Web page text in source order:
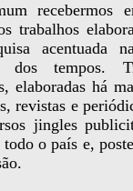
recebermos
trabalhos
acentuada
dos tempos.
elaboradas há
revistas e
jingles
o país e,